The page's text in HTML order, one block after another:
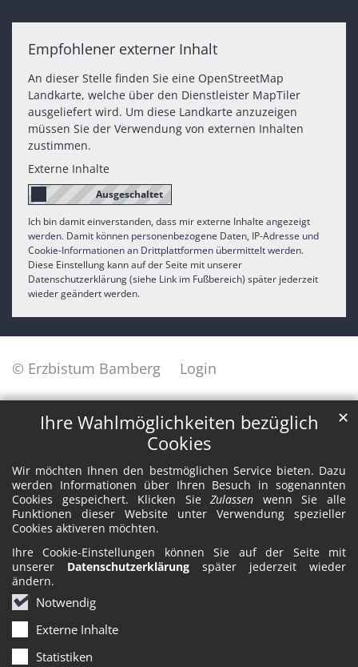
Ihre Wahlmöglichkeiten bezüglich
Cookies
Wir möchten Ihnen den bestmöglichen Service bieten. Dazu
werden Informationen über Ihren Besuch in sogenannten
Cookies gespeichert. Klicken SieZulassen wenn Sie alle
Funktionen dieser Website unter Verwendung spezieller
Cookies aktiveren möchten.
Ihre Cookie-Einstellungen können Sie auf der Seite mit
unserer Datenschutzerklärung später jederzeit wieder
ändern.
Notwendig
Externe Inhalte
Statistiken
✕
Empfohlener externer Inhalt
An dieser Stelle finden Sie eine OpenStreetMap
Landkarte, welche über den Dienstleister MapTiler
ausgeliefert wird. Um diese Landkarte anzuzeigen
müssen Sie der Verwendung von externen Inhalten
zustimmen.
Externe Inhalte
Ich bin damit einverstanden, dass mir externe Inhalte angezeigt
werden. Damit können personenbezogene Daten, IP-Adresse und
Cookie-Informationen an Drittplattformen übermittelt werden.
Diese Einstellung kann auf der Seite mit unserer
Datenschutzerklärung (siehe Link im Fußbereich) später jederzeit
wieder geändert werden.
© Erzbistum Bamberg Login